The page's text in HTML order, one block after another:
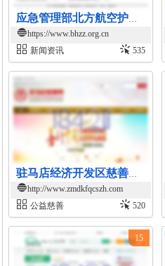
应急管理部北方航空护林总站官网
https://www.bhzz.org.cn
新闻资讯
535
驻马店经济开发区慈善总会官网
http://www.zmdkfqcszh.com
公益慈善
520
15